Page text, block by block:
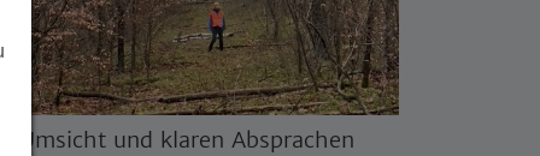
Umsicht und klaren Absprachen